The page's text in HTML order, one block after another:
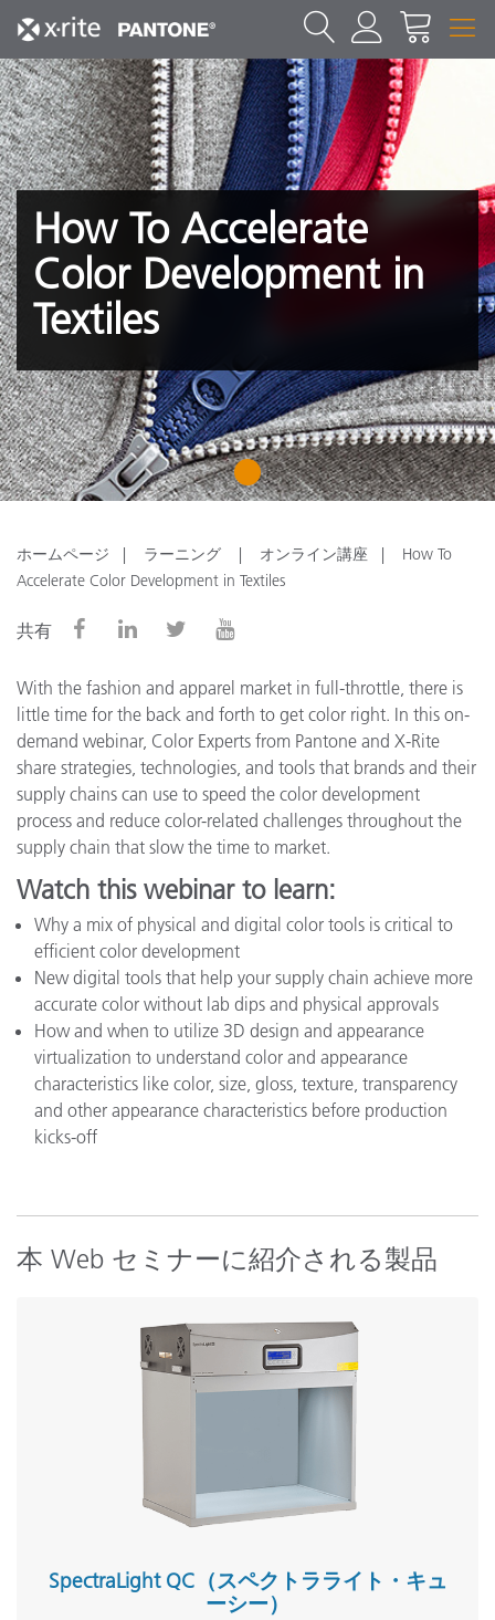
How To Accelerate
Color Development in
Textiles
1
ホームページ ラーニング オンライン講座
How To
Accelerate Color Development in Textiles
共有
With the fashion and apparel market in full-throttle, there is
little time for the back and forth to get color right. In this on-
demand webinar, Color Experts from Pantone and X-Rite
share strategies, technologies, and tools that brands and their
supply chains can use to speed the color development
process and reduce color-related challenges throughout the
supply chain that slow the time to market.
Watch this webinar to learn:
Why a mix of physical and digital color tools is critical to
efficient color development
New digital tools that help your supply chain achieve more
accurate color without lab dips and physical approvals
How and when to utilize 3D design and appearance
virtualization to understand color and appearance
characteristics like color, size, gloss, texture, transparency
and other appearance characteristics before production
kicks-off
本 Web セミナーに紹介される製品
SpectraLight QC（スペクトラライト・キュ
ーシー）